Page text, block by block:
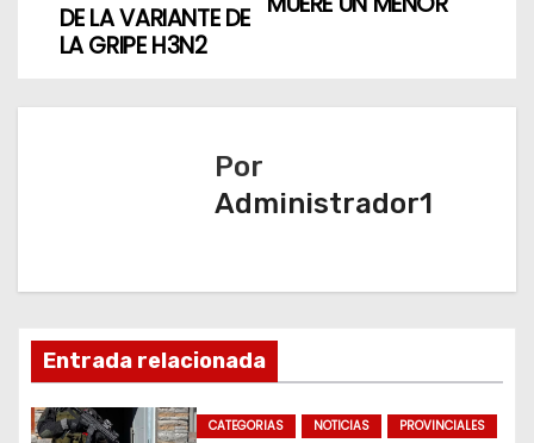
g
n
d
DE LA VARIANTE DE
LA GRIPE H3N2
Por
Administrador1
Entrada relacionada
CATEGORIAS NOTICIAS PROVINCIALES